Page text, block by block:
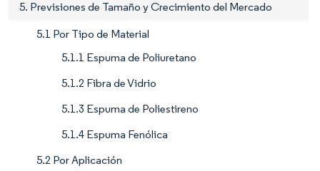
5. Previsiones de Tamaño y Crecimiento del Mercado
5.1 Por Tipo de Material
5.1.1 Espuma de Poliuretano
5.1.2 Fibra de Vidrio
5.1.3 Espuma de Poliestireno
5.1.4 Espuma Fenólica
5.2 Por Aplicación